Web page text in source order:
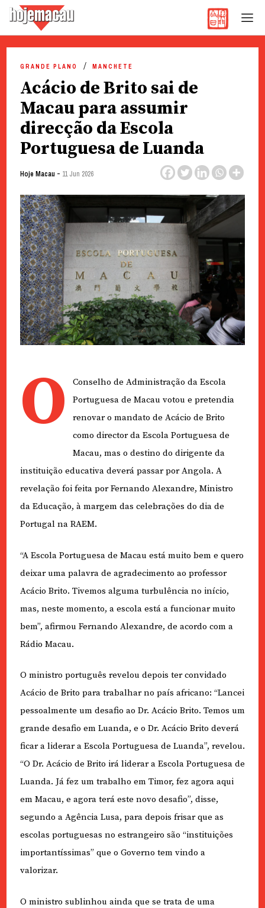
content
GRANDE PLANO MANCHETE
Acácio de Brito sai de
Macau para assumir
direcção da Escola
Portuguesa de Luanda
Hoje Macau - 11 Jun 2026
O
Conselho de Administração da Escola
Portuguesa de Macau votou e pretendia
renovar o mandato de Acácio de Brito
como director da Escola Portuguesa de
Macau, mas o destino do dirigente da
instituição educativa deverá passar por Angola. A
revelação foi feita por Fernando Alexandre, Ministro
da Educação, à margem das celebrações do dia de
Portugal na RAEM.
“A Escola Portuguesa de Macau está muito bem e quero
deixar uma palavra de agradecimento ao professor
Acácio Brito. Tivemos alguma turbulência no início,
mas, neste momento, a escola está a funcionar muito
bem”, afirmou Fernando Alexandre, de acordo com a
Rádio Macau.
O ministro português revelou depois ter convidado
Acácio de Brito para trabalhar no país africano: “Lancei
pessoalmente um desafio ao Dr. Acácio Brito. Temos um
grande desafio em Luanda, e o Dr. Acácio Brito deverá
ficar a liderar a Escola Portuguesa de Luanda”, revelou.
“O Dr. Acácio de Brito irá liderar a Escola Portuguesa de
Luanda. Já fez um trabalho em Timor, fez agora aqui
em Macau, e agora terá este novo desafio”, disse,
segundo a Agência Lusa, para depois frisar que as
escolas portuguesas no estrangeiro são “instituições
importantíssimas” que o Governo tem vindo a
valorizar.
O ministro sublinhou ainda que se trata de uma